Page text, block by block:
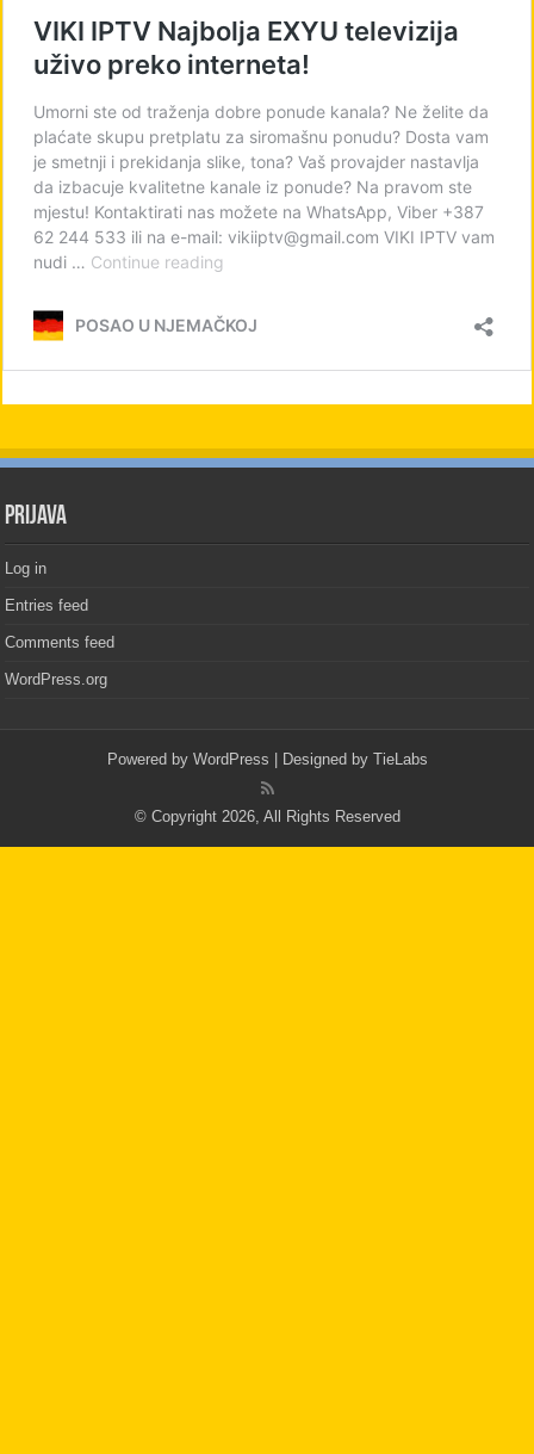
PRIJAVA
Log in
Entries feed
Comments feed
WordPress.org
Powered by WordPress | Designed by TieLabs
© Copyright 2026, All Rights Reserved